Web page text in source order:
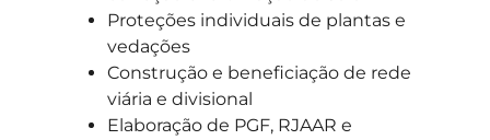
Proteções individuais de plantas e
vedações
Construção e beneficiação de rede
viária e divisional
Elaboração de PGF, RJAAR e